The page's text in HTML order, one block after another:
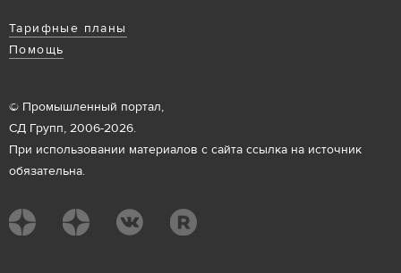
Тарифные планы
Помощь
© Промышленный портал,
СД Групп, 2006-2026.
При использовании материалов с сайта ссылка на источник
обязательна.